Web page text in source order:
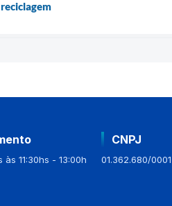
às 11:30hs - 13:00h
CNPJ
01.362.680/